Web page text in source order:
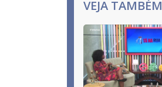
VEJA TAMBÉM